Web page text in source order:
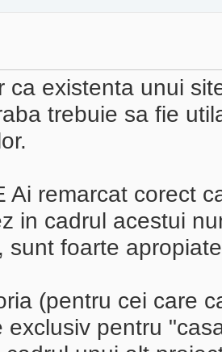
ca existenta unui
trebuie sa fie
Ai remarcat corect
in cadrul acestui
sunt foarte
(pentru cei care
exclusiv pentru